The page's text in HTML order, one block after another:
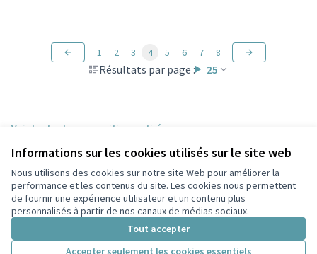
Informations sur les cookies utilisés sur le site web
Nous utilisons des cookies sur notre site Web pour améliorer la
performance et les contenus du site. Les cookies nous permettent
de fournir une expérience utilisateur et un contenu plus
personnalisés à partir de nos canaux de médias sociaux.
Tout accepter
Accepter seulement les cookies essentiels
Résultats par page : 25
1 2 3 4 5 6 7 8
Voir toutes les propositions retirées
Conditions d'utilisation
Paramètres des cookies
Participez Villeurbanne sur X
(Lien externe)
Participez Villeurbanne sur Facebook
Participez Villeurbanne sur Instagram
Participez Villeurbanne sur YouTube
(Lien externe)